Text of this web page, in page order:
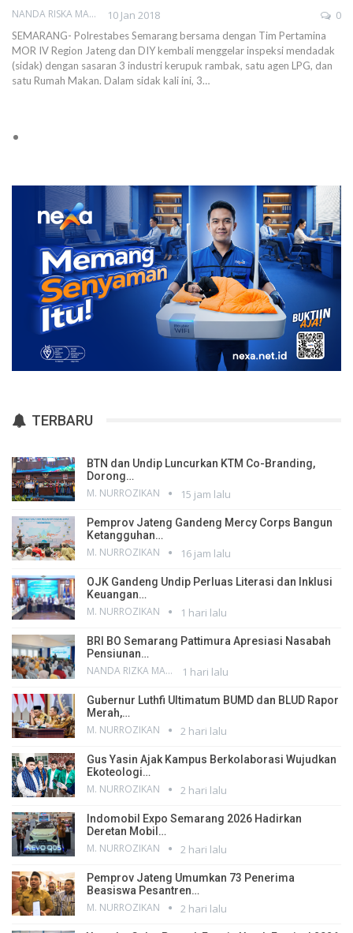
NANDA RISKA MAHENDRA 10 Jan 2018 0
SEMARANG- Polrestabes Semarang bersama dengan Tim Pertamina
MOR IV Region Jateng dan DIY kembali menggelar inspeksi mendadak
(sidak) dengan sasaran 3 industri kerupuk rambak, satu agen LPG, dan
satu Rumah Makan. Dalam sidak kali ini, 3…
TERBARU
BTN dan Undip Luncurkan KTM Co-Branding,
Dorong…
M. NURROZIKAN 15 jam lalu
Pemprov Jateng Gandeng Mercy Corps Bangun
Ketangguhan…
M. NURROZIKAN 16 jam lalu
OJK Gandeng Undip Perluas Literasi dan Inklusi
Keuangan…
M. NURROZIKAN 1 hari lalu
BRI BO Semarang Pattimura Apresiasi Nasabah
Pensiunan…
NANDA RIZKA MAHENDRA 1 hari lalu
Gubernur Luthfi Ultimatum BUMD dan BLUD Rapor
Merah,…
M. NURROZIKAN 2 hari lalu
Gus Yasin Ajak Kampus Berkolaborasi Wujudkan
Ekoteologi…
M. NURROZIKAN 2 hari lalu
Indomobil Expo Semarang 2026 Hadirkan
Deretan Mobil…
M. NURROZIKAN 2 hari lalu
Pemprov Jateng Umumkan 73 Penerima
Beasiswa Pesantren…
M. NURROZIKAN 2 hari lalu